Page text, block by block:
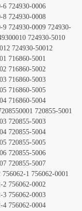
6 724930-0006
8 724930-0008
9 724930-0009 724930-
724930-5010
724930-50012
716860-5001
716860-5002
716860-5003
716860-5005
716860-5004
720855-5001
720855-5003
720855-5004
720855-5005
720855-5006
720855-5007
1 756062-0001
2 756062-0002
3 756062-0003
4 756062-0004